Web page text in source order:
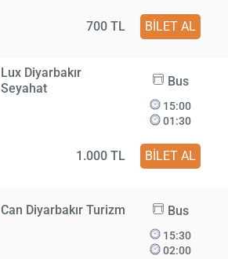
700 TL BİLET AL
Lux Diyarbakır
Seyahat
Bus
15:00
01:30
1.000 TL BİLET AL
Can Diyarbakır Turizm Bus
15:30
02:00